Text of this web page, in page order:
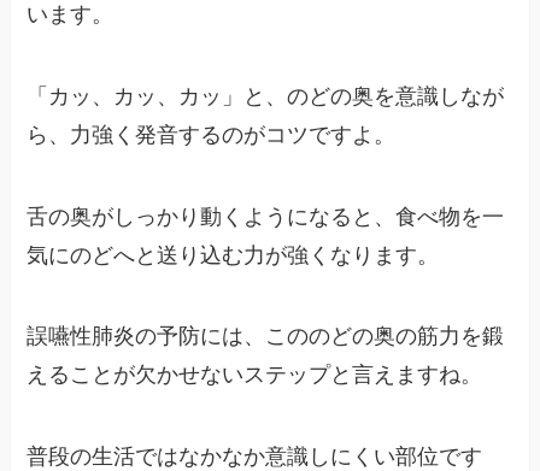
います。
「カッ、カッ、カッ」と、のどの奥を意識しなが
ら、力強く発音するのがコツですよ。
舌の奥がしっかり動くようになると、食べ物を一
気にのどへと送り込む力が強くなります。
誤嚥性肺炎の予防には、こののどの奥の筋力を鍛
えることが欠かせないステップと言えますね。
普段の生活ではなかなか意識しにくい部位です